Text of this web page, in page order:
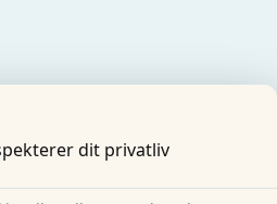
dit privatliv